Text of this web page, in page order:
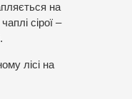
на
сірої –
лісі на